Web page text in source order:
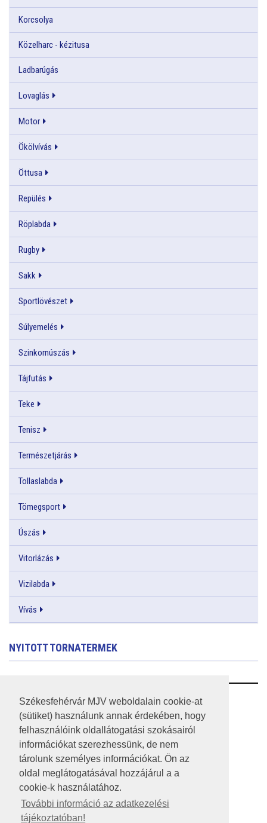
Székesfehérvár MJV weboldalain cookie-at
(sütiket) használunk annak érdekében, hogy
felhasználóink oldallátogatási szokásairól
információkat szerezhessünk, de nem
tárolunk személyes információkat. Ön az
oldal meglátogatásával hozzájárul a a
cookie-k használatához.
További információ az adatkezelési
tájékoztatóban!
Korcsolya
Közelharc - kézitusa
Ladbarúgás
Lovaglás
Motor
Ökölvívás
Öttusa
Repülés
Röplabda
Rugby
Sakk
Sportlövészet
Súlyemelés
Szinkornúszás
Tájfutás
Teke
Tenisz
Természetjárás
Tollaslabda
Tömegsport
Úszás
Vitorlázás
Vizilabda
Vívás
NYITOTT TORNATERMEK
RSS
A HONLAP 2017.03.31-I ÁLLAPOTA
JOGI NYILATKOZAT
IMPRESSZUM
KÖZÉRDEKŰ ADATOK